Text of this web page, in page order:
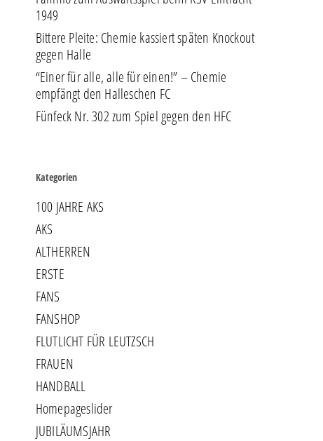
1949
Bittere Pleite: Chemie kassiert späten Knockout
gegen Halle
“Einer für alle, alle für einen!” – Chemie
empfängt den Halleschen FC
Fünfeck Nr. 302 zum Spiel gegen den HFC
Kategorien
100 JAHRE AKS
AKS
ALTHERREN
ERSTE
FANS
FANSHOP
FLUTLICHT FÜR LEUTZSCH
FRAUEN
HANDBALL
Homepageslider
JUBILÄUMSJAHR